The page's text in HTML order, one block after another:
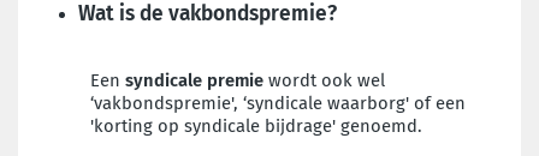
Wat is de vakbondspremie?
Een syndicale premie wordt ook wel
‘vakbondspremie', ‘syndicale waarborg' of een
'korting op syndicale bijdrage' genoemd.